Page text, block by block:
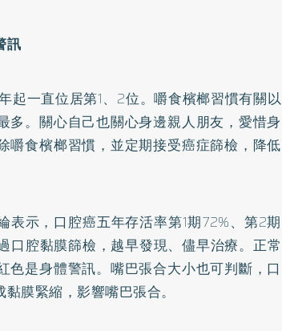
訊
起一直位居第1、2位。嚼食檳榔習慣有關以
多。關心自己也關心身邊親人朋友，愛惜身
嚼食檳榔習慣，並定期接受癌症篩檢，降低
表示，口腔癌五年存活率第1期72%、第2期
口腔黏膜篩檢，越早發現、儘早治療。正常
色是身體警訊。嘴巴張合大小也可判斷，口
膜緊縮，影響嘴巴張合。